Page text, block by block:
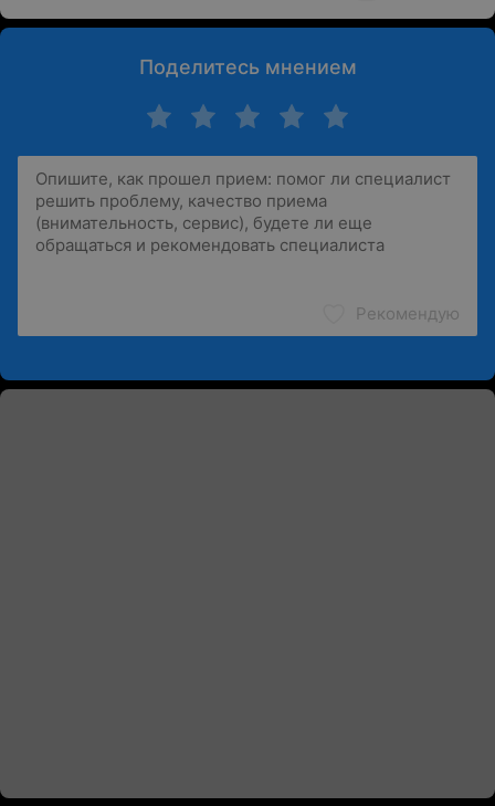
Поделитесь мнением
Рекомендую